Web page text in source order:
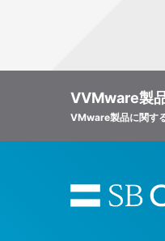
VVMware製
VMware製品に関す